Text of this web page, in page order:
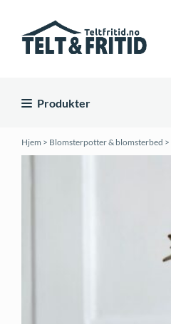
Produkter
Hjem > Blomsterpotter & blomsterbed >